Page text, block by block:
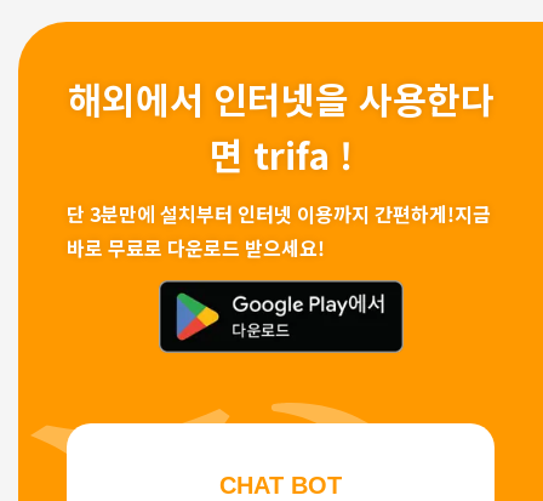
해외에서 인터넷을 사용한다
면 trifa !
단 3분만에 설치부터 인터넷 이용까지 간편하게!지금
바로 무료로 다운로드 받으세요!
CHAT BOT